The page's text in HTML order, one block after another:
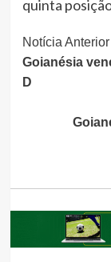
quinta
Continue
Lendo
Notícia Anterior
Goianésia
D